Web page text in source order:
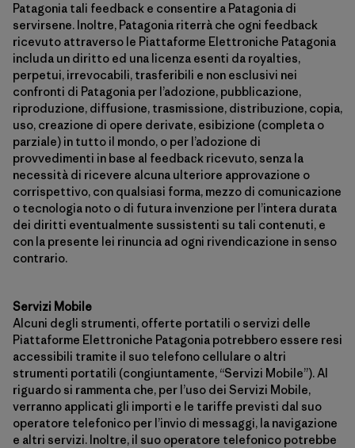
Patagonia tali feedback e consentire a Patagonia di
servirsene. Inoltre, Patagonia riterrà che ogni feedback
ricevuto attraverso le Piattaforme Elettroniche Patagonia
includa un diritto ed una licenza esenti da royalties,
perpetui, irrevocabili, trasferibili e non esclusivi nei
confronti di Patagonia per l’adozione, pubblicazione,
riproduzione, diffusione, trasmissione, distribuzione, copia,
uso, creazione di opere derivate, esibizione (completa o
parziale) in tutto il mondo, o per l’adozione di
provvedimenti in base al feedback ricevuto, senza la
necessità di ricevere alcuna ulteriore approvazione o
corrispettivo, con qualsiasi forma, mezzo di comunicazione
o tecnologia noto o di futura invenzione per l’intera durata
dei diritti eventualmente sussistenti su tali contenuti, e
con la presente lei rinuncia ad ogni rivendicazione in senso
contrario.
Servizi Mobile
Alcuni degli strumenti, offerte portatili o servizi delle
Piattaforme Elettroniche Patagonia potrebbero essere resi
accessibili tramite il suo telefono cellulare o altri
strumenti portatili (congiuntamente, “Servizi Mobile”). Al
riguardo si rammenta che, per l’uso dei Servizi Mobile,
verranno applicati gli importi e le tariffe previsti dal suo
operatore telefonico per l’invio di messaggi, la navigazione
e altri servizi. Inoltre, il suo operatore telefonico potrebbe